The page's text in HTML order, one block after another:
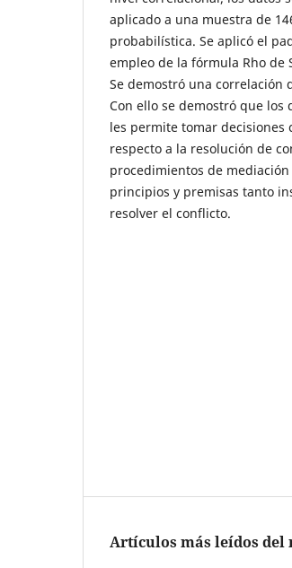
aplicado a una muestra de
probabilística. Se aplicó el
empleo de la fórmula Rho de
Se demostró una correlación
Con ello se demostró que
les permite tomar decisiones
respecto a la resolución de
procedimientos de
principios y premisas tanto
resolver el conflicto.
Artículos más leídos del